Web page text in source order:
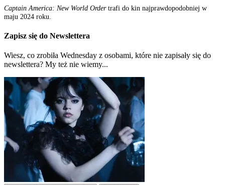
Captain America: New World Ordertrafi do kin najprawdopodobniej w
maju 2024 roku.
Zapisz się do Newslettera
Wiesz, co zrobiła Wednesday z osobami, które nie zapisały się do
newslettera? My też nie wiemy...